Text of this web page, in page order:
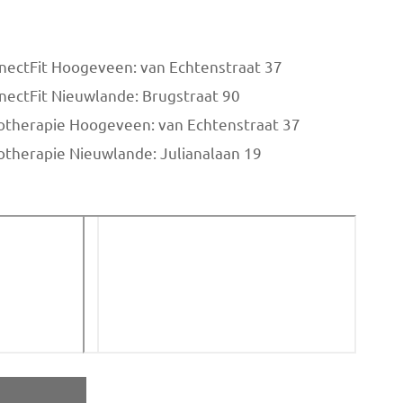
Hoogeveen: van Echtenstraat 37
Nieuwlande: Brugstraat 90
Hoogeveen: van Echtenstraat 37
Nieuwlande: Julianalaan 19